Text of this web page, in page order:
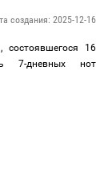
создания: 2025-12-16
состоявшегося 16
7-дневных нот